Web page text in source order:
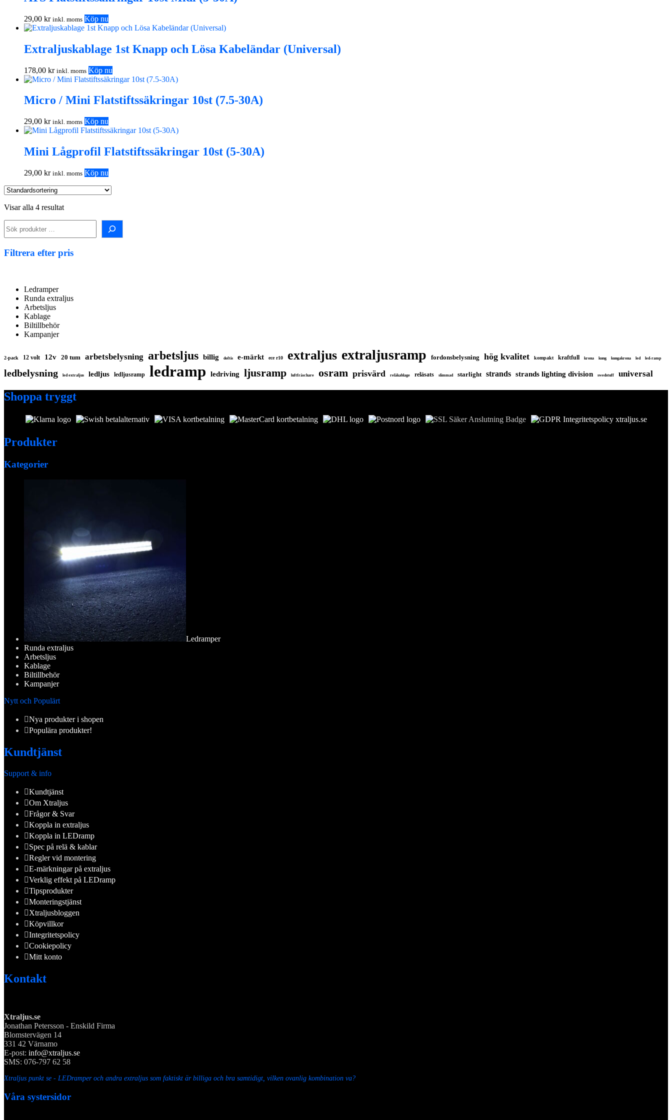
29,00 kr inkl. moms Köp nu
Extraljuskablage 1st Knapp och Lösa Kabeländar (Universal)
178,00 kr inkl. moms Köp nu
Micro / Mini Flatstiftssäkringar 10st (7.5-30A)
29,00 kr inkl. moms Köp nu
Mini Lågprofil Flatstiftssäkringar 10st (5-30A)
29,00 kr inkl. moms Köp nu
Visar alla 4 resultat
Filtrera efter pris
Ledramper
Runda extraljus
Arbetsljus
Kablage
Biltillbehör
Kampanjer
2-pack 12 volt 12v 20 tum arbetsbelysning arbetsljus billig doftis e-märkt ece r10 extraljus extraljusramp fordonsbelysning hög kvalitet kompakt kraftfull krona kung kungakrona led led-ramp
ledbelysning led extraljus ledljus ledljusramp ledramp ledriving ljusramp luftfräschare osram prisvärd reläkablage reläsats slimmad starlight strands strands lighting division swedstuff universal
Shoppa tryggt
Produkter
Kategorier
Ledramper
Runda extraljus
Arbetsljus
Kablage
Biltillbehör
Kampanjer
Nytt och Populärt
Nya produkter i shopen
Populära produkter!
Kundtjänst
Support & info
Kundtjänst
Om Xtraljus
Frågor & Svar
Koppla in extraljus
Koppla in LEDramp
Spec på relä & kablar
Regler vid montering
E-märkningar på extraljus
Verklig effekt på LEDramp
Tipsprodukter
Monteringstjänst
Xtraljusbloggen
Köpvillkor
Integritetspolicy
Cookiepolicy
Mitt konto
Kontakt
Xtraljus.se
Jonathan Petersson - Enskild Firma
Blomstervägen 14
331 42 Värnamo
E-post: info@xtraljus.se
SMS: 076-797 62 58
Xtraljus punkt se - LEDramper och andra extraljus som faktiskt är billiga och bra samtidigt, vilken ovanlig kombination va?
Våra systersidor